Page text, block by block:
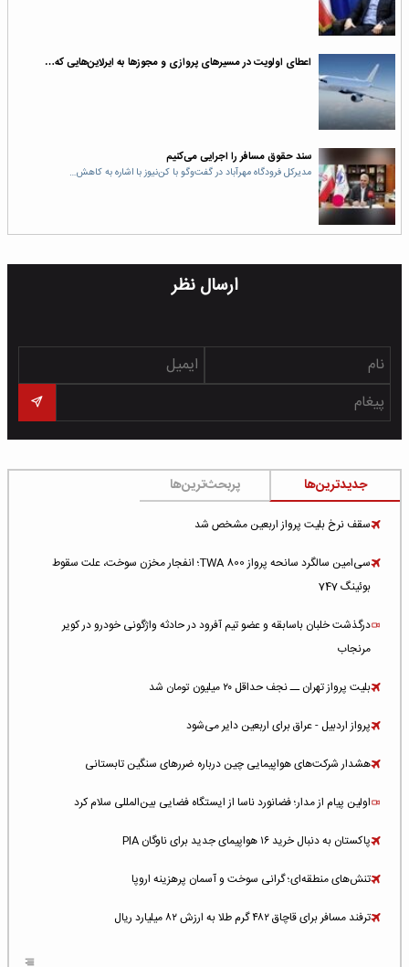
اعطای اولویت در مسیرهای پروازی و مجوزها به ایرلاین‌هایی که…
سند حقوق مسافر را اجرایی می‌کنیم
مدیرکل فرودگاه مهرآباد در گفت‌وگو با کن‌نیوز با اشاره به کاهش…
ارسال نظر
جدیدترین‌ها پربحث‌ترین‌ها
سقف نرخ بلیت پرواز اربعین مشخص شد
سی‌امین سالگرد سانحه پرواز TWA 800؛ انفجار مخزن سوخت، علت سقوط
بوئینگ 747
درگذشت خلبان باسابقه و عضو تیم آفرود در حادثه واژگونی خودرو در کویر
مرنجاب
بلیت پرواز تهران ــ نجف حداقل ۲۰ میلیون تومان شد
پرواز اردبیل - عراق برای اربعین دایر می‌شود
هشدار شرکت‌های هواپیمایی چین درباره ضررهای سنگین تابستانی
اولین پیام از مدار؛ فضانورد ناسا از ایستگاه فضایی بین‌المللی سلام کرد
پاکستان به دنبال خرید ۱۶ هواپیمای جدید برای ناوگان PIA
تنش‌های منطقه‌ای؛ گرانی سوخت و آسمان پرهزینه اروپا
ترفند مسافر برای قاچاق ۴۸۲ گرم طلا به ارزش ۸۲ میلیارد ریال